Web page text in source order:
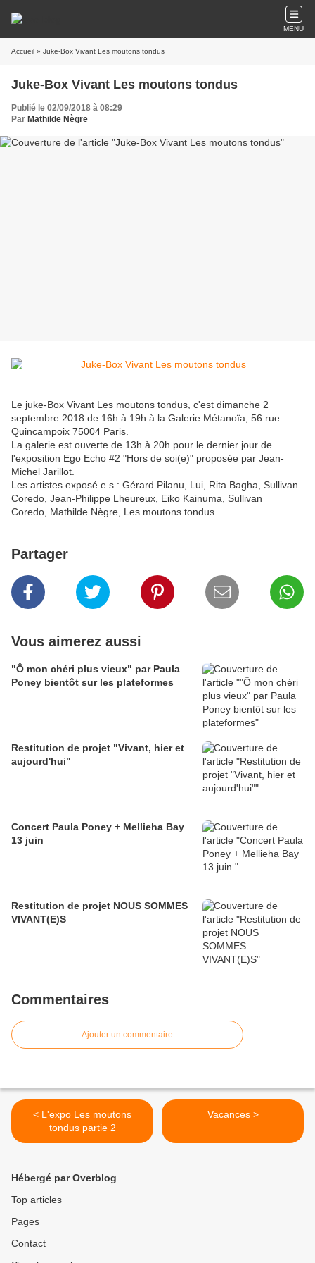
MENU
Accueil » Juke-Box Vivant Les moutons tondus
Juke-Box Vivant Les moutons tondus
Publié le 02/09/2018 à 08:29
Par Mathilde Nègre
Le juke-Box Vivant Les moutons tondus, c'est dimanche 2
septembre 2018 de 16h à 19h à la Galerie Métanoïa, 56 rue
Quincampoix 75004 Paris.
La galerie est ouverte de 13h à 20h pour le dernier jour de
l'exposition Ego Echo #2 "Hors de soi(e)" proposée par Jean-
Michel Jarillot.
Les artistes exposé.e.s : Gérard Pilanu, Lui, Rita Bagha, Sullivan
Coredo, Jean-Philippe Lheureux, Eiko Kainuma, Sullivan
Coredo, Mathilde Nègre, Les moutons tondus...
Partager
Vous aimerez aussi
"Ô mon chéri plus vieux" par Paula
Poney bientôt sur les plateformes
Restitution de projet "Vivant, hier et
aujourd'hui"
Concert Paula Poney + Mellieha Bay
13 juin
Restitution de projet NOUS SOMMES
VIVANT(E)S
Commentaires
Ajouter un commentaire
< L'expo Les moutons
tondus partie 2
Vacances >
Hébergé par Overblog
Top articles
Pages
Contact